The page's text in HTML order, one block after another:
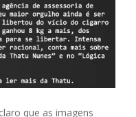
que as imagens